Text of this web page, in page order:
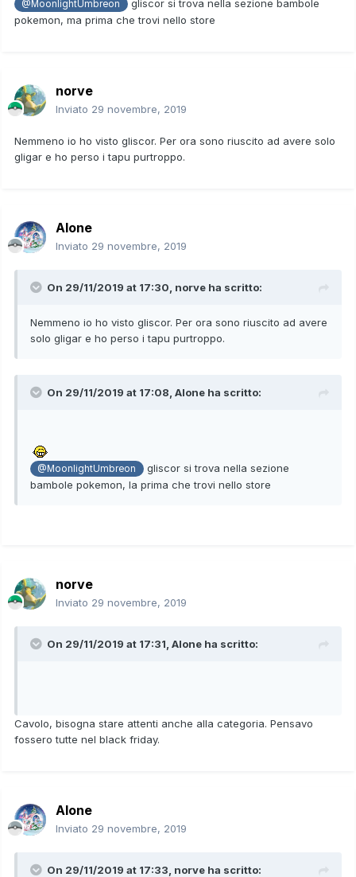
@MoonlightUmbreon
gliscor si trova nella sezione bambole
pokemon, ma prima che trovi nello store
norve
Inviato 29 novembre, 2019
Nemmeno io ho visto gliscor. Per ora sono riuscito ad avere solo
gligar e ho perso i tapu purtroppo.
Alone
Inviato 29 novembre, 2019
On 29/11/2019 at 17:30, norve ha scritto:
Nemmeno io ho visto gliscor. Per ora sono riuscito ad avere
solo gligar e ho perso i tapu purtroppo.
On 29/11/2019 at 17:08, Alone ha scritto:
@MoonlightUmbreon
gliscor si trova nella sezione
bambole pokemon, la prima che trovi nello store
norve
Inviato 29 novembre, 2019
On 29/11/2019 at 17:31, Alone ha scritto:
Cavolo, bisogna stare attenti anche alla categoria. Pensavo
fossero tutte nel black friday.
Alone
Inviato 29 novembre, 2019
On 29/11/2019 at 17:33, norve ha scritto: